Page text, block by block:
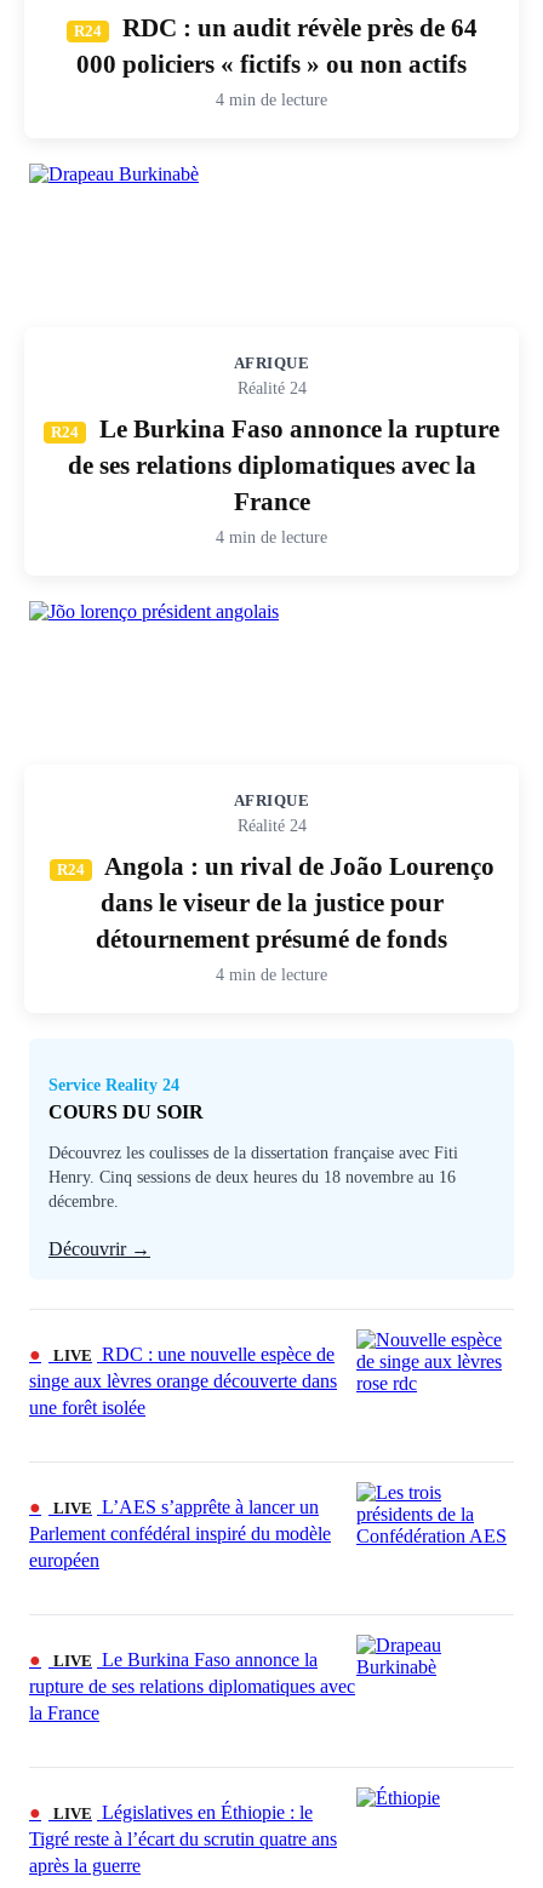
R24
RDC : un audit révèle près de 64
000 policiers « fictifs » ou non actifs
4 min de lecture
AFRIQUE
Réalité 24
R24
Le Burkina Faso annonce la rupture
de ses relations diplomatiques avec la
France
4 min de lecture
AFRIQUE
Réalité 24
R24
Angola : un rival de João Lourenço
dans le viseur de la justice pour
détournement présumé de fonds
4 min de lecture
Service Reality 24
COURS DU SOIR
Découvrez les coulisses de la dissertation française avec Fiti
Henry. Cinq sessions de deux heures du 18 novembre au 16
décembre.
Découvrir →
● LIVE
RDC : une nouvelle espèce de
singe aux lèvres orange découverte dans
une forêt isolée
● LIVE
L’AES s’apprête à lancer un
Parlement confédéral inspiré du modèle
européen
● LIVE
Le Burkina Faso annonce la
rupture de ses relations diplomatiques avec
la France
● LIVE
Législatives en Éthiopie : le
Tigré reste à l’écart du scrutin quatre ans
après la guerre